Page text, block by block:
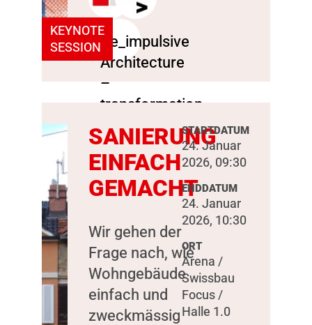
KEYNOTE
SESSION
SANIERUNG
EINFACH
GEMACHT
Wir gehen der
Frage nach, wie
Wohngebäude
einfach und
zweckmässig
STARTDATUM
24. Januar
2026, 09:30
ENDDATUM
24. Januar
2026, 10:30
ORT
Arena /
Swissbau
Focus /
Halle 1.0